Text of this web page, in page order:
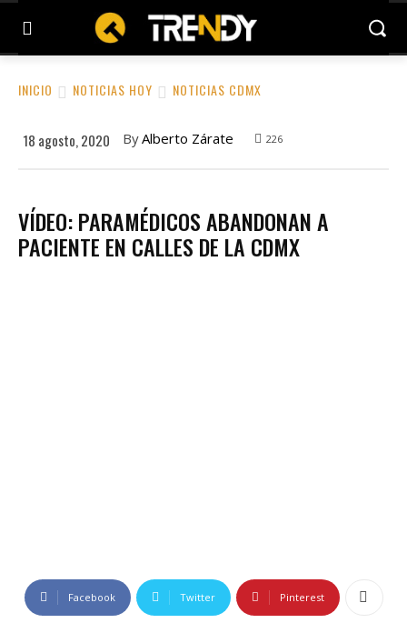
INICIO NOTICIAS HOY NOTICIAS CDMX
18 agosto, 2020 ByAlberto Zárate 226
VÍDEO: PARAMÉDICOS ABANDONAN A
PACIENTE EN CALLES DE LA CDMX
Facebook Twitter Pinterest